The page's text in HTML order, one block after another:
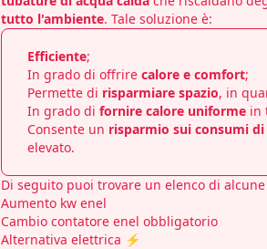
tutto l'ambiente. Tale soluzione è:
Efficiente;
In grado di offrire calore e comfort;
Permette di risparmiare spazio, in
In grado di fornire calore uniforme in
Consente un risparmio sui consumi di
elevato.
Di seguito puoi trovare un elenco di
Aumento kw enel
Cambio contatore enel obbligatorio
Alternativa elettrica ⚡